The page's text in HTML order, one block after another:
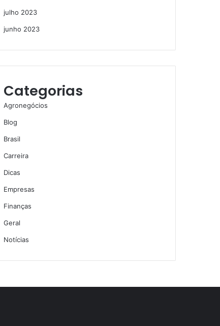
julho 2023
junho 2023
Categorias
Agronegócios
Blog
Brasil
Carreira
Dicas
Empresas
Finanças
Geral
Notícias